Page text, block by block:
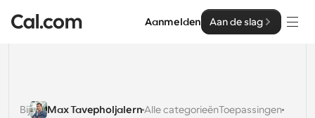
Aanmelden Aan de slag
Oplossingen
Bij Max Tavepholjalern Alle categorieënToepassingen